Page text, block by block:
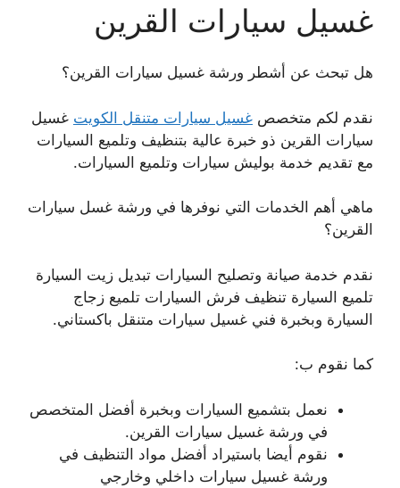
غسيل سيارات القرين
هل تبحث عن أشطر ورشة غسيل سيارات القرين؟
نقدم لكم متخصص غسيل سيارات متنقل الكويت غسيل
سيارات القرين ذو خبرة عالية بتنظيف وتلميع السيارات
مع تقديم خدمة بوليش سيارات وتلميع السيارات.
ماهي أهم الخدمات التي نوفرها في ورشة غسل سيارات
القرين؟
نقدم خدمة صيانة وتصليح السيارات تبديل زيت السيارة
تلميع السيارة تنظيف فرش السيارات تلميع زجاج
السيارة وبخبرة فني غسيل سيارات متنقل باكستاني.
كما نقوم ب:
نعمل بتشميع السيارات وبخبرة أفضل المتخصص
في ورشة غسيل سيارات القرين.
نقوم أيضا باستيراد أفضل مواد التنظيف في
ورشة غسيل سيارات داخلي وخارجي